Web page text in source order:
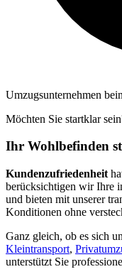
Umzugsunternehmen
Möchten Sie startklar
Ihr Wohlbefinden
Kundenzufriedenheit
berücksichtigen wir Ihre
und bieten mit unserer
Konditionen ohne
Ganz gleich, ob es sich
Kleintransport,
unterstützt Sie